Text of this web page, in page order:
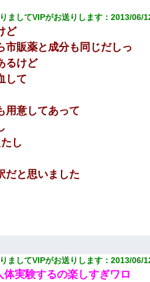
ましてVIPがお送りします ：2013/06/
ど
市販薬と成分も同じだしっ
るけど
して
用意してあって
し
だと思いました
ましてVIPがお送りします ：2013/06/
実験するの楽しすぎワロ